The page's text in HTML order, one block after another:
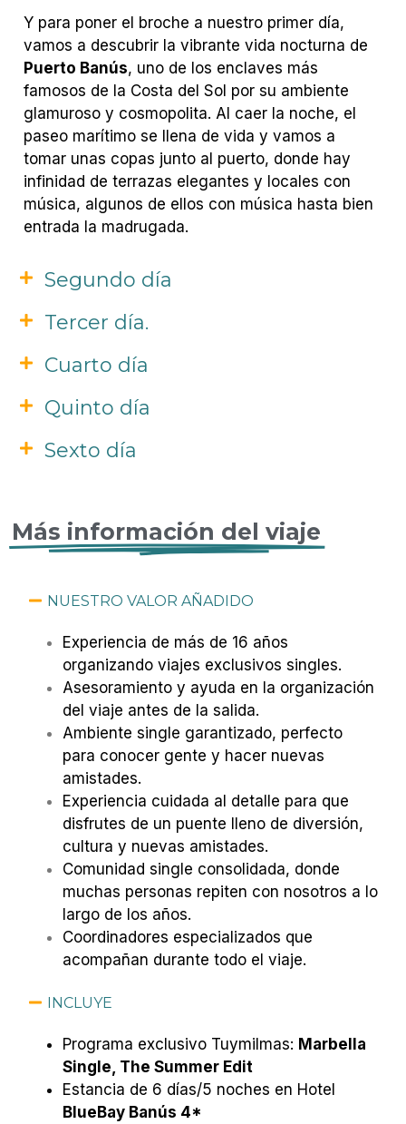
Y para poner el broche a nuestro primer día,
vamos a descubrir la vibrante vida nocturna de
Puerto Banús, uno de los enclaves más
famosos de la Costa del Sol por su ambiente
glamuroso y cosmopolita. Al caer la noche, el
paseo marítimo se llena de vida y vamos a
tomar unas copas junto al puerto, donde hay
infinidad de terrazas elegantes y locales con
música, algunos de ellos con música hasta bien
entrada la madrugada.
Segundo día
Tercer día.
Cuarto día
Quinto día
Sexto día
Más información del viaje
NUESTRO VALOR AÑADIDO
Experiencia de más de 16 años
organizando viajes exclusivos singles.
Asesoramiento y ayuda en la organización
del viaje antes de la salida.
Ambiente single garantizado, perfecto
para conocer gente y hacer nuevas
amistades.
Experiencia cuidada al detalle para que
disfrutes de un puente lleno de diversión,
cultura y nuevas amistades.
Comunidad single consolidada, donde
muchas personas repiten con nosotros a lo
largo de los años.
Coordinadores especializados que
acompañan durante todo el viaje.
INCLUYE
Programa exclusivo Tuymilmas: Marbella
Single, The Summer Edit
Estancia de 6 días/5 noches en Hotel
BlueBay Banús 4*